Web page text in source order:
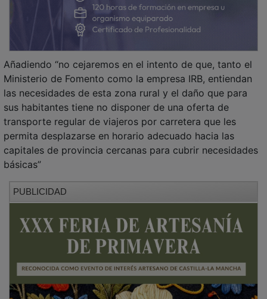
Ministerio de Fomento como la empresa IRB, entiendan
las necesidades de esta zona rural y el daño que para
sus habitantes tiene no disponer de una oferta de
transporte regular de viajeros por carretera que les
permita desplazarse en horario adecuado hacia las
capitales de provincia cercanas para cubrir necesidades
básicas”